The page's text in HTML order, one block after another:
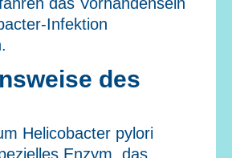
Infektion
des
Helicobacter pylori
Enzym, das